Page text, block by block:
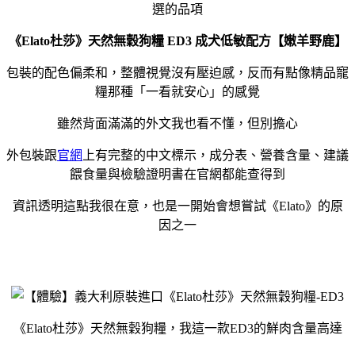
選的品項
《Elato杜莎》天然無穀狗糧 ED3 成犬低敏配方【嫩羊野鹿】
包裝的配色偏柔和，整體視覺沒有壓迫感，反而有點像精品寵
糧那種「一看就安心」的感覺
雖然背面滿滿的外文我也看不懂，但別擔心
外包裝跟官網 上有完整的中文標示，成分表、營養含量、建議
餵食量與檢驗證明書在官網都能查得到
資訊透明這點我很在意，也是一開始會想嘗試《Elato》的原
因之一
《Elato杜莎》天然無穀狗糧，我這一款ED3的鮮肉含量高達